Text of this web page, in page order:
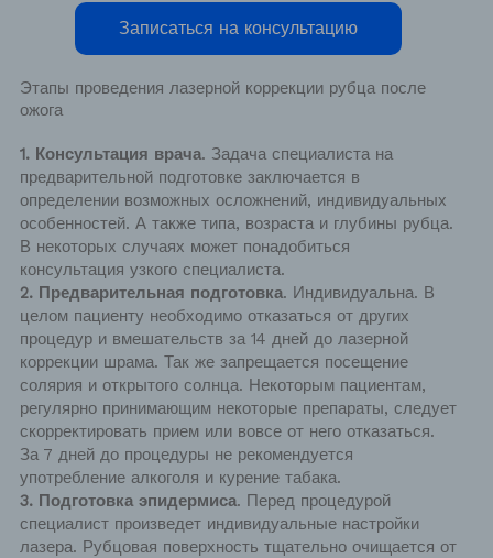
Записаться на консультацию
Этапы проведения лазерной коррекции рубца после
ожога
1. Консультация врача. Задача специалиста на
предварительной подготовке заключается в
определении возможных осложнений, индивидуальных
особенностей. А также типа, возраста и глубины рубца.
В некоторых случаях может понадобиться
консультация узкого специалиста.
2. Предварительная подготовка. Индивидуальна. В
целом пациенту необходимо отказаться от других
процедур и вмешательств за 14 дней до лазерной
коррекции шрама. Так же запрещается посещение
солярия и открытого солнца. Некоторым пациентам,
регулярно принимающим некоторые препараты, следует
скорректировать прием или вовсе от него отказаться.
За 7 дней до процедуры не рекомендуется
употребление алкоголя и курение табака.
3. Подготовка эпидермиса. Перед процедурой
специалист произведет индивидуальные настройки
лазера. Рубцовая поверхность тщательно очищается от